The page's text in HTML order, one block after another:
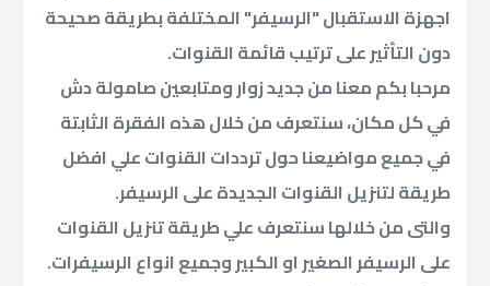
اجهزة الاستقبال "الرسيفر" المختلفة بطريقة صحيحة
دون التأثير على ترتيب قائمة القنوات.
مرحبا بكم معنا من جديد زوار ومتابعين صامولة دش
في كل مكان، سنتعرف من خلال هذه الفقرة الثابتة
في جميع مواضيعنا حول ترددات القنوات علي افضل
طريقة لتنزيل القنوات الجديدة على الرسيفر.
والتى من خلالها سنتعرف علي طريقة تنزيل القنوات
على الرسيفر الصغير او الكبير وجميع انواع الرسيفرات.